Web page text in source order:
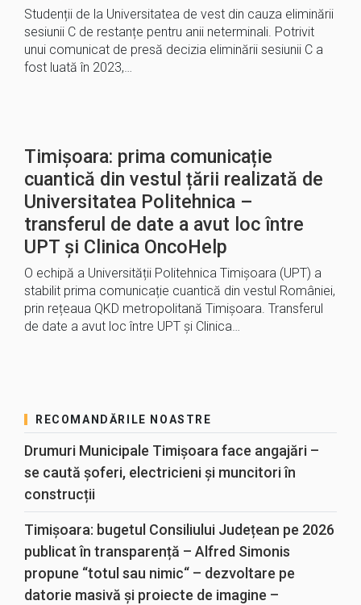
Studenții de la Universitatea de vest din cauza eliminării
sesiunii C de restanțe pentru anii neterminali. Potrivit
unui comunicat de presă decizia eliminării sesiunii C a
fost luată în 2023,…
Timișoara: prima comunicație
cuantică din vestul țării realizată de
Universitatea Politehnica –
transferul de date a avut loc între
UPT și Clinica OncoHelp
O echipă a Universității Politehnica Timișoara (UPT) a
stabilit prima comunicație cuantică din vestul României,
prin rețeaua QKD metropolitană Timișoara. Transferul
de date a avut loc între UPT și Clinica…
RECOMANDĂRILE NOASTRE
Drumuri Municipale Timișoara face angajări –
se caută șoferi, electricieni și muncitori în
construcții
Timișoara: bugetul Consiliului Județean pe 2026
publicat în transparență – Alfred Simonis
propune “totul sau nimic“ – dezvoltare pe
datorie masivă și proiecte de imagine –